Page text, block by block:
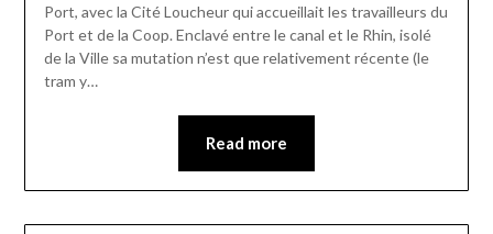
Port, avec la Cité Loucheur qui accueillait les travailleurs du
Port et de la Coop. Enclavé entre le canal et le Rhin, isolé
de la Ville sa mutation n’est que relativement récente (le
tram y…
Read more